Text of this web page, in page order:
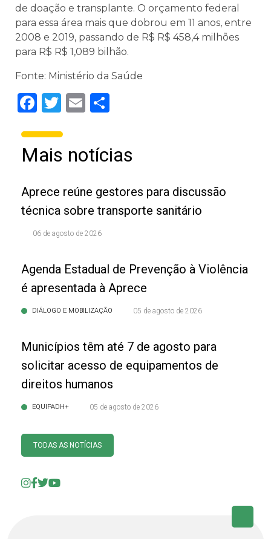
de doação e transplante. O orçamento federal
para essa área mais que dobrou em 11 anos, entre
2008 e 2019, passando de R$ R$ 458,4 milhões
para R$ R$ 1,089 bilhão.
Fonte: Ministério da Saúde
Facebook
Twitter
Email
Mais notícias
Aprece reúne gestores para discussão
técnica sobre transporte sanitário
06 de agosto de 2026
Agenda Estadual de Prevenção à Violência
é apresentada à Aprece
DIÁLOGO E MOBILIZAÇÃO 05 de agosto de 2026
Municípios têm até 7 de agosto para
solicitar acesso de equipamentos de
direitos humanos
EQUIPADH+ 05 de agosto de 2026
TODAS AS NOTÍCIAS